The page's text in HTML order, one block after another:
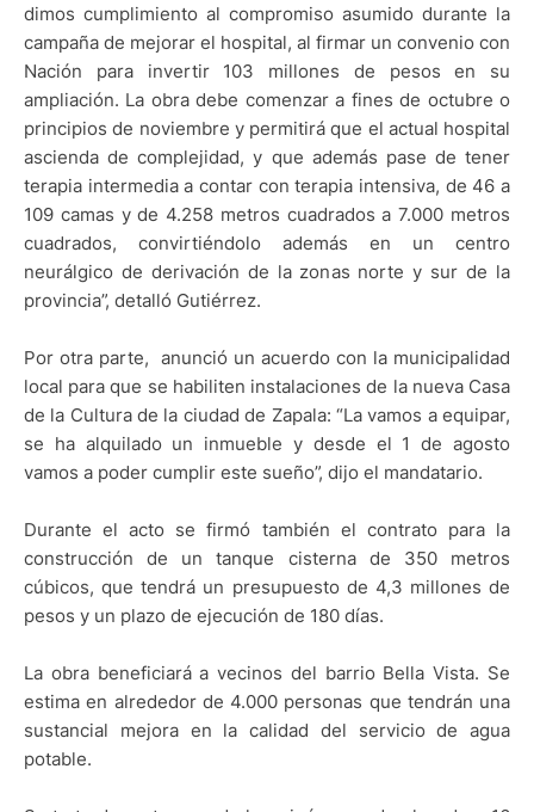
dimos cumplimiento al compromiso asumido durante la
campaña de mejorar el hospital, al firmar un convenio con
Nación para invertir 103 millones de pesos en su
ampliación. La obra debe comenzar a fines de octubre o
principios de noviembre y permitirá que el actual hospital
ascienda de complejidad, y que además pase de tener
terapia intermedia a contar con terapia intensiva, de 46 a
109 camas y de 4.258 metros cuadrados a 7.000 metros
cuadrados, convirtiéndolo además en un centro
neurálgico de derivación de la zonas norte y sur de la
provincia”, detalló Gutiérrez.
Por otra parte, anunció un acuerdo con la municipalidad
local para que se habiliten instalaciones de la nueva Casa
de la Cultura de la ciudad de Zapala: “La vamos a equipar,
se ha alquilado un inmueble y desde el 1 de agosto
vamos a poder cumplir este sueño”, dijo el mandatario.
Durante el acto se firmó también el contrato para la
construcción de un tanque cisterna de 350 metros
cúbicos, que tendrá un presupuesto de 4,3 millones de
pesos y un plazo de ejecución de 180 días.
La obra beneficiará a vecinos del barrio Bella Vista. Se
estima en alrededor de 4.000 personas que tendrán una
sustancial mejora en la calidad del servicio de agua
potable.